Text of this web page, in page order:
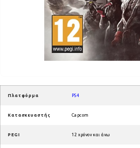
Πλατφόρμα PS4
Κατασκευαστής Capcom
PEGI 12 χρόνον και άνω